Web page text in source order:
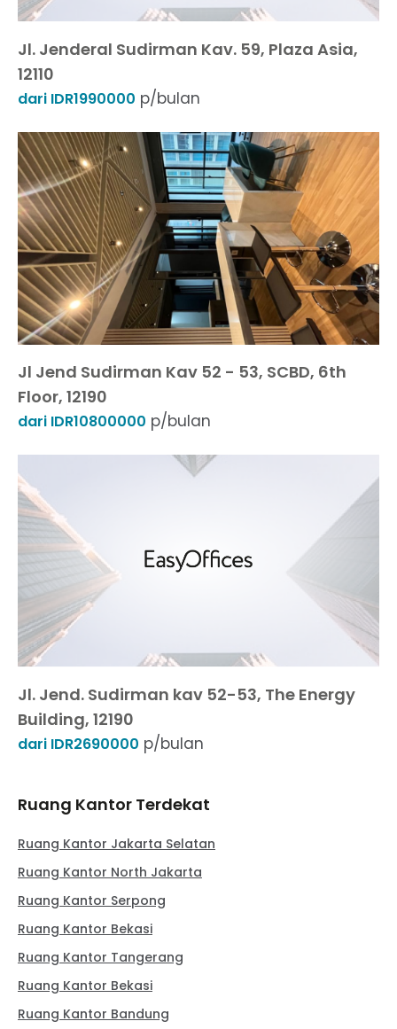
Jl. Jenderal Sudirman Kav. 59, Plaza Asia,
12110
dari IDR1990000 p/bulan
Jl Jend Sudirman Kav 52 - 53, SCBD, 6th
Floor, 12190
dari IDR10800000 p/bulan
Jl. Jend. Sudirman kav 52-53, The Energy
Building, 12190
dari IDR2690000 p/bulan
Ruang Kantor Terdekat
Ruang Kantor Jakarta Selatan
Ruang Kantor North Jakarta
Ruang Kantor Serpong
Ruang Kantor Bekasi
Ruang Kantor Tangerang
Ruang Kantor Bekasi
Ruang Kantor Bandung